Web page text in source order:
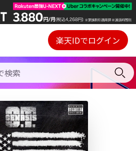
Webプレイヤー
ご契約内容の確認・変更
楽天IDでログイン